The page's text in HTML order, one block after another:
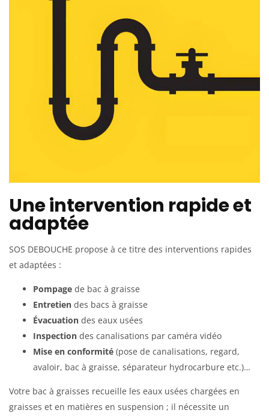
Une intervention rapide et
adaptée
SOS DEBOUCHE propose à ce titre des interventions rapides
et adaptées :
Pompage de bac à graisse
Entretien des bacs à graisse
Évacuation des eaux usées
Inspection des canalisations par caméra vidéo
Mise en conformité (pose de canalisations, regard,
avaloir, bac à graisse, séparateur hydrocarbure etc.)…
Votre bac à graisses recueille les eaux usées chargées en
graisses et en matières en suspension ; il nécessite un